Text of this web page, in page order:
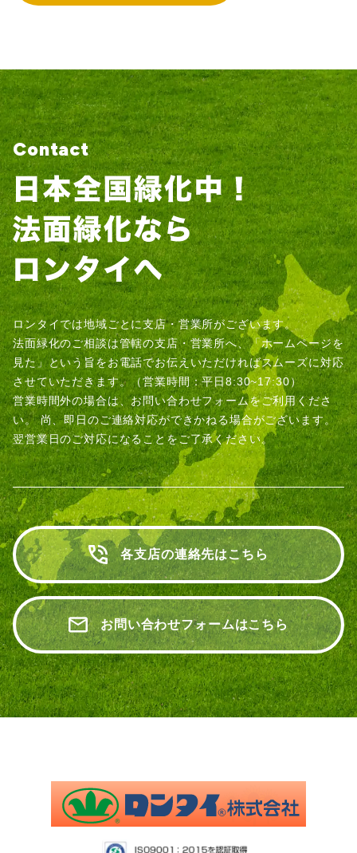
Contact
ロンタイでは地域ごとに支店・営業所がございます。
法面緑化のご相談は管轄の支店・営業所へ、「ホームページを
見た」という旨をお電話でお伝えいただければスムーズに対応
させていただきます。（営業時間：平日8:30~17:30）
営業時間外の場合は、お問い合わせフォームをご利用くださ
い。尚、即日のご連絡対応ができかねる場合がございます。
翌営業日のご対応になることをご了承ください。
各支店の連絡先はこちら
お問い合わせフォームはこちら